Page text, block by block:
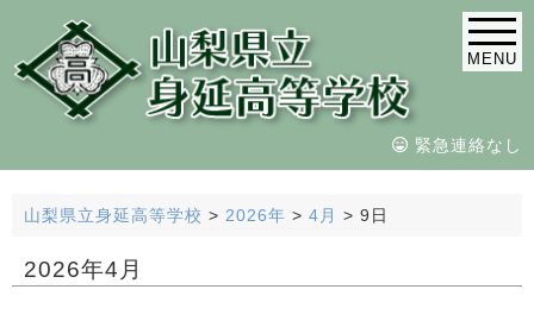
MENU
緊急連絡なし
山梨県立身延高等学校 > 2026年 > 4月 > 9日
2026年4月